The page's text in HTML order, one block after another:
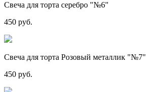
Свеча для торта серебро "№6"
450 руб.
Свеча для торта Розовый металлик "№7"
450 руб.